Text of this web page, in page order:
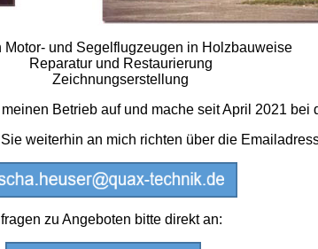
Motor- und Segelflugzeugen in Holzbauweise
Reparatur und Restaurierung
Zeichnungserstellung
Betrieb auf und mache seit April 2021 bei
weiterhin an mich richten über die
zu Angeboten bitte direkt an: